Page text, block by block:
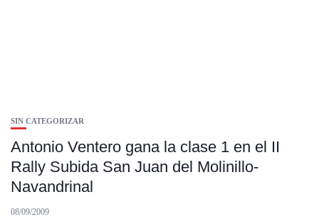
SIN CATEGORIZAR
Antonio Ventero gana la clase 1 en el II
Rally Subida San Juan del Molinillo-
Navandrinal
08/09/2009